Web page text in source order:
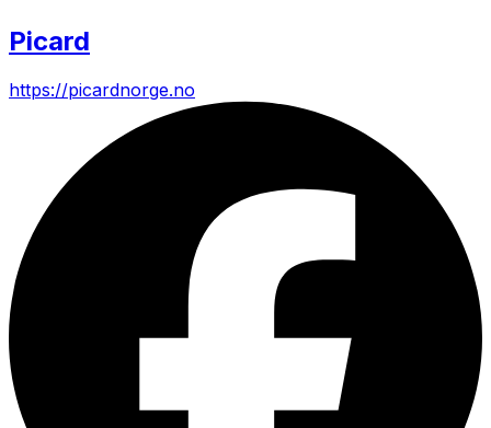
Picard
https://picardnorge.no